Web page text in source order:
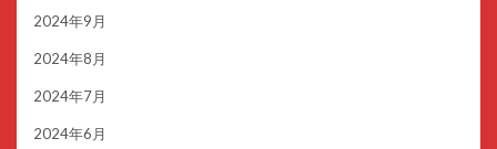
2024年9月
2024年8月
2024年7月
2024年6月